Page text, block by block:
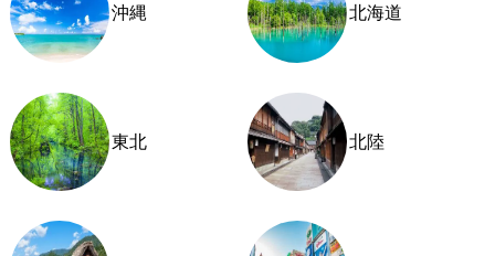
沖縄 北海道
東北 北陸